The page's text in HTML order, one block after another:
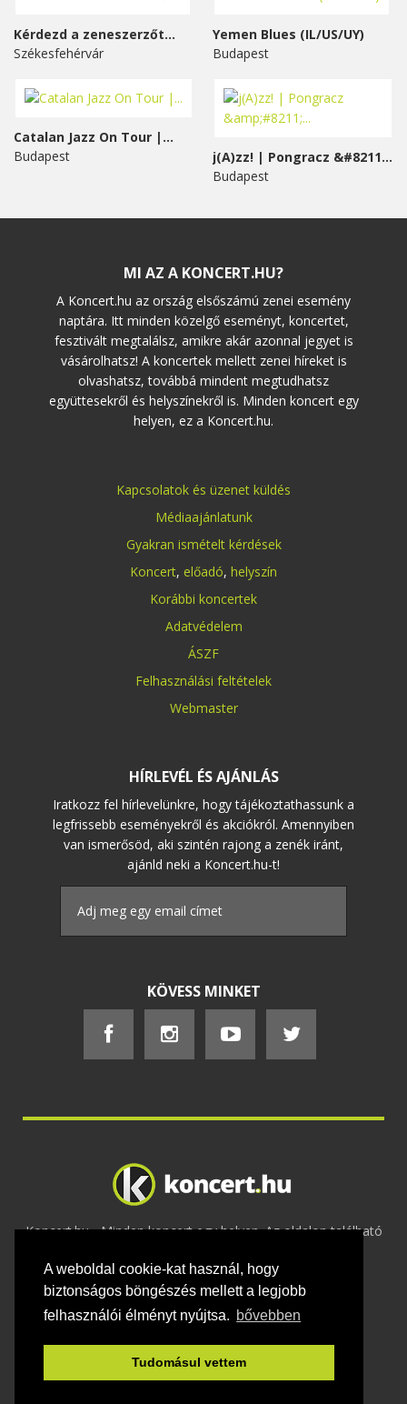
A weboldal cookie-kat használ, hogy
biztonságos böngészés mellett a legjobb
felhasználói élményt nyújtsa. bővebben
Tudomásul vettem
Kérdezd a zeneszerzőt...
Székesfehérvár
Yemen Blues (IL/US/UY)
Budapest
Catalan Jazz On Tour |...
Budapest
j(A)zz! | Pongracz &#8211;...
Budapest
MI AZ A KONCERT.HU?
A Koncert.hu az ország elsőszámú zenei esemény
naptára. Itt minden közelgő eseményt, koncertet,
fesztivált megtalálsz, amikre akár azonnal jegyet is
vásárolhatsz! A koncertek mellett zenei híreket is
olvashatsz, továbbá mindent megtudhatsz
együttesekről és helyszínekről is. Minden koncert egy
helyen, ez a Koncert.hu.
Kapcsolatok és üzenet küldés
Médiaajánlatunk
Gyakran ismételt kérdések
Koncert, előadó, helyszín
Korábbi koncertek
Adatvédelem
ÁSZF
Felhasználási feltételek
Webmaster
HÍRLEVÉL ÉS AJÁNLÁS
Iratkozz fel hírlevelünkre, hogy tájékoztathassunk a
legfrissebb eseményekről és akciókról. Amennyiben
van ismerősöd, aki szintén rajong a zenék iránt,
ajánld neki a Koncert.hu-t!
KÖVESS MINKET
Koncert.hu - Minden koncert egy helyen. Az oldalon található
2020 Adatvédelem-ÁSZF-Felhasználási
feltételek-Webmaster- Kapcsolat és üzenet küldés